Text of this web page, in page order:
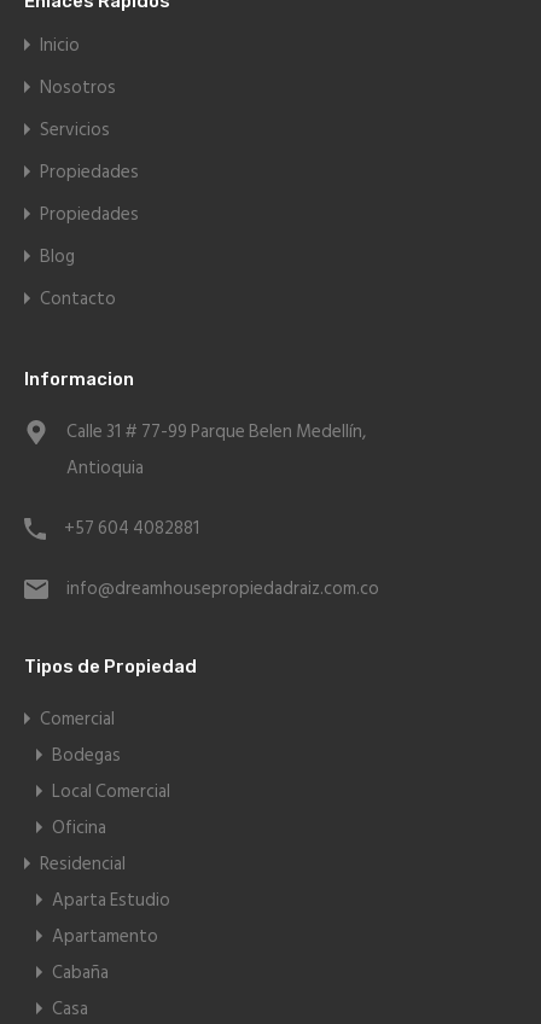
Inicio
Nosotros
Servicios
Propiedades
Propiedades
Blog
Contacto
Informacion
Calle 31 # 77-99 Parque Belen Medellín,
Antioquia
+57 604 4082881
info@dreamhousepropiedadraiz.com.co
Tipos de Propiedad
Comercial
Bodegas
Local Comercial
Oficina
Residencial
Aparta Estudio
Apartamento
Cabaña
Casa